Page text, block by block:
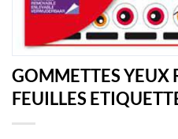
GOMMETTES YEUX
FEUILLES